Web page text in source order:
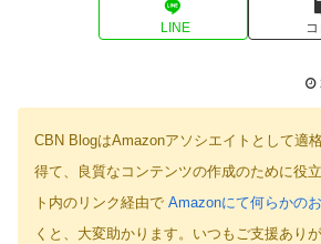
LINE
CBN BlogはAmazonアソシエイトとして適
得て、良質なコンテンツの作成のために役
ト内のリンク経由で Amazonにて何らかの
くと、大変助かります。いつもご支援あり